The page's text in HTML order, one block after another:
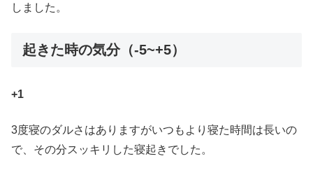
しました。
起きた時の気分（-5~+5）
+1
3度寝のダルさはありますがいつもより寝た時間は長いの
で、その分スッキリした寝起きでした。